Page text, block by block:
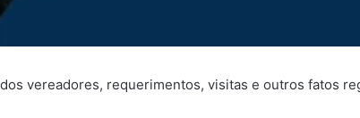
vereadores, requerimentos, visitas e outros fatos